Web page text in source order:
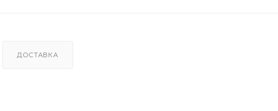
ДОСТАВКА